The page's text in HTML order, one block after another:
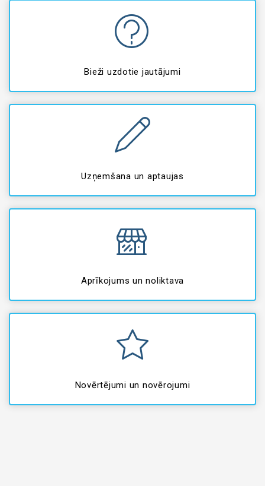
Bieži uzdotie jautājumi
Uzņemšana un aptaujas
Aprīkojums un noliktava
Novērtējumi un novērojumi